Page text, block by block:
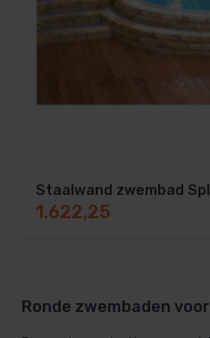
Staalwand zwembad
1.622,25
Ronde zwembaden